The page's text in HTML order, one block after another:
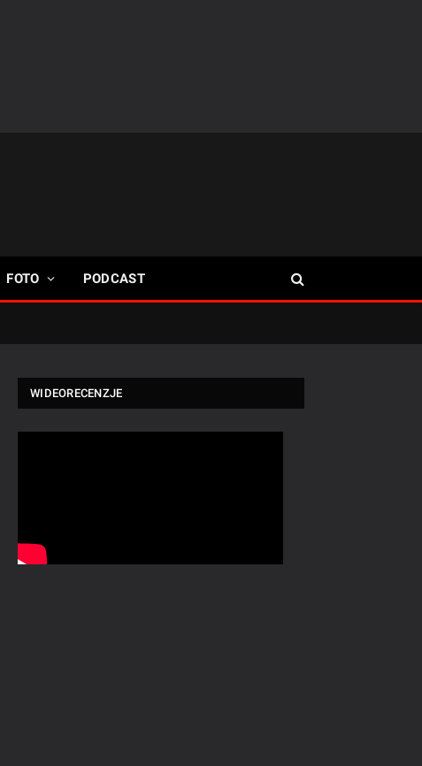
FOTO PODCAST
WIDEORECENZJE